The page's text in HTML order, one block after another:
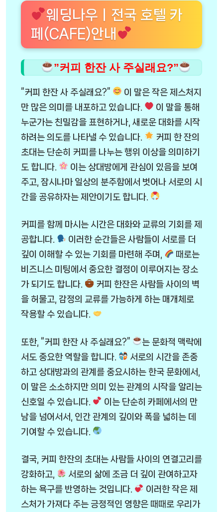
웨딩나우ㅣ전국 호텔 카
페(CAFE)안내
”커피 한잔 사 주실래요?”
“커피 한잔 사 주실래요?”
이 말은 작은 제스처지
만 많은 의미를 내포하고 있습니다.
이 말을 통해
누군가는 친밀감을 표현하거나, 새로운 대화를 시작
하려는 의도를 나타낼 수 있습니다.
커피 한 잔의
초대는 단순히 커피를 나누는 행위 이상을 의미하기
도 합니다.
이는 상대방에게 관심이 있음을 보여
주고, 잠시나마 일상의 분주함에서 벗어나 서로의 시
간을 공유하자는 제안이기도 합니다.
커피를 함께 마시는 시간은 대화와 교류의 기회를 제
공합니다.
이러한 순간들은 사람들이 서로를 더
깊이 이해할 수 있는 기회를 마련해 주며,
때로는
비즈니스 미팅에서 중요한 결정이 이루어지는 장소
가 되기도 합니다.
커피 한잔은 사람들 사이의 벽
을 허물고, 감정의 교류를 가능하게 하는 매개체로
작용할 수 있습니다.
또한, “커피 한잔 사 주실래요?”
는 문화적 맥락에
서도 중요한 역할을 합니다.
서로의 시간을 존중
하고 상대방과의 관계를 중요시하는 한국 문화에서,
이 말은 소소하지만 의미 있는 관계의 시작을 알리는
신호일 수 있습니다.
이는 단순히 카페에서의 만
남을 넘어서서, 인간 관계의 깊이와 폭을 넓히는 데
기여할 수 있습니다.
결국, 커피 한잔의 초대는 사람들 사이의 연결고리를
강화하고,
서로의 삶에 조금 더 깊이 관여하고자
하는 욕구를 반영하는 것입니다.
이러한 작은 제
스처가 가져다 주는 긍정적인 영향은 때때로 우리가